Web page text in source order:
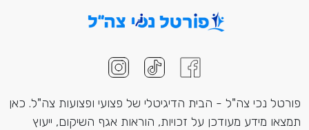
פורטל נכי צה"ל - הבית הדיגיטלי של פצועי ופצועות צה"ל. כאן
תמצאו מידע מעודכן על זכויות, הוראות אגף השיקום, ייעוץ